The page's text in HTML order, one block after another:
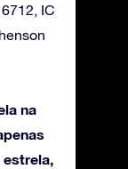
IC
na
estrela,